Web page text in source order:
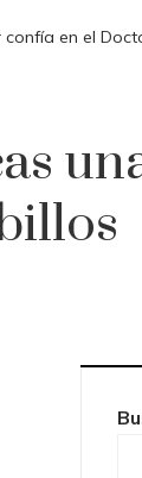
en el